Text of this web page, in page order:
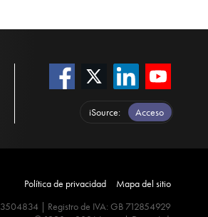
iSource Acceso
Política de privacidad
Mapa del sitio
3504834 | Registro de IVA: GB 712854929